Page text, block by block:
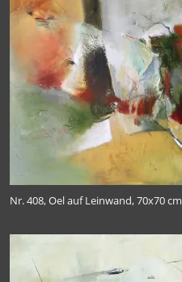
Nr. 408, Oel auf Leinwand, 70x70 cm